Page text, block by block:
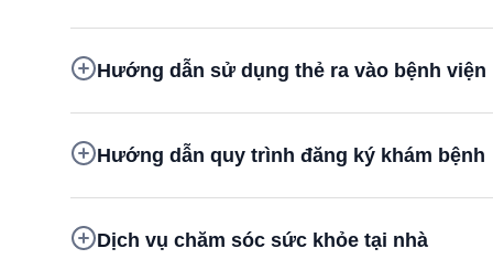
Hướng dẫn sử dụng thẻ ra vào bệnh viện
Hướng dẫn quy trình đăng ký khám bệnh
Dịch vụ chăm sóc sức khỏe tại nhà